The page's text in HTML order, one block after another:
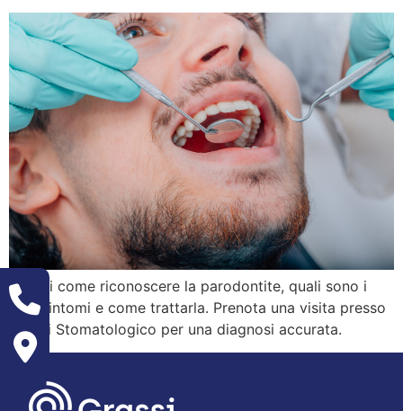
Scopri come riconoscere la parodontite, quali sono i
suoi sintomi e come trattarla. Prenota una visita presso
Grassi Stomatologico per una diagnosi accurata.